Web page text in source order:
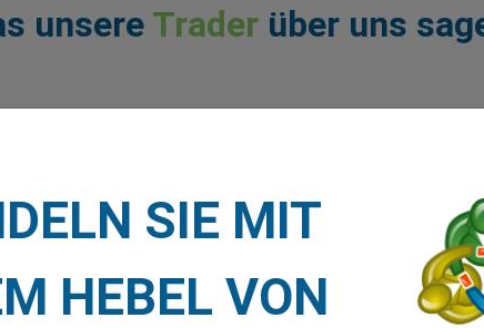
unsere Trader über uns
SIE MIT
HEBEL VON